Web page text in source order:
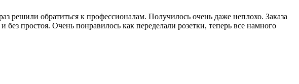
обратиться к профессионалам. Получилось очень даже неплохо. Заказа
простоя. Очень понравилось как переделали розетки, теперь все намного